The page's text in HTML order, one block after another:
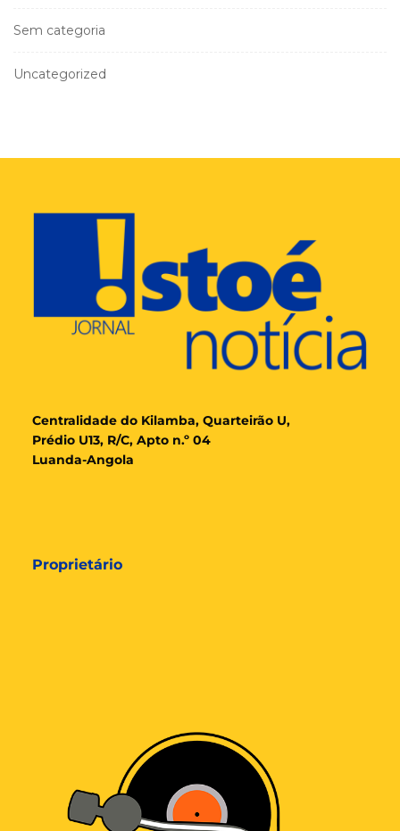
Sem categoria
Uncategorized
Centralidade do Kilamba, Quarteirão U,
Prédio U13, R/C, Apto n.º 04
Luanda-Angola
Proprietário